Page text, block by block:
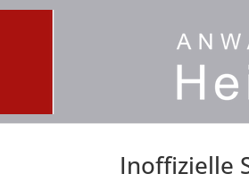
Inoffizielle